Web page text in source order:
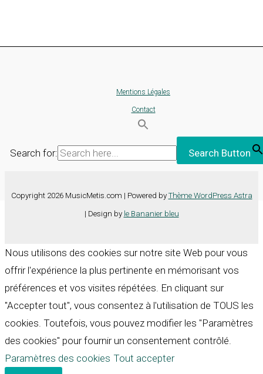
Mentions Légales
Contact
Search for: Search Button
Copyright 2026 MusicMetis.com | Powered by Thème WordPress Astra
| Design by le Bananier bleu
Nous utilisons des cookies sur notre site Web pour vous
offrir l'expérience la plus pertinente en mémorisant vos
préférences et vos visites répétées. En cliquant sur
"Accepter tout", vous consentez à l'utilisation de TOUS les
cookies. Toutefois, vous pouvez modifier les "Paramètres
des cookies" pour fournir un consentement contrôlé.
Paramètres des cookies Tout accepter